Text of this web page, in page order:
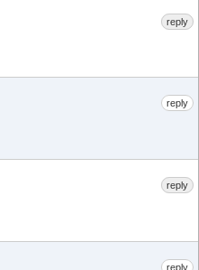
reply
reply
reply
reply